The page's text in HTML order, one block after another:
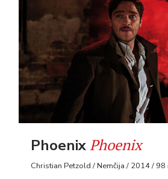
PhoenixPhoenix
Christian Petzold / Nemčija / 2014 / 98